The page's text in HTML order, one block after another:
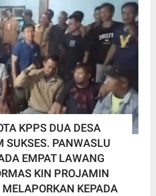
KPPS DUA DESA
SUKSES. PANWASLU
EMPAT LAWANG
KIN PROJAMIN
KEPADA